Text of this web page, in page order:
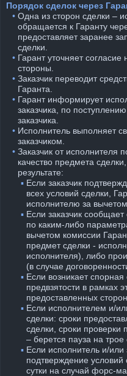
Порядок сделок через
⠀• Одна из сторон сделки –
обращается к Гаранту
предоставляет заранее
сделки.
⠀• Гарант уточняет
стороны.
⠀• Заказчик переводит
Гаранта.
⠀• Гарант информирует
заказчика, по
заказчика.
⠀• Исполнитель выполняет
заказчиком.
⠀• Заказчик от исполнителя
качество предмета
результате:
⠀ ▪︎ Если заказчик
всех условий сделки,
исполнителю за
⠀ ▪︎ Если заказчик
по каким-либо
вычетом комиссии
предмет сделки -
исполнителя), либо
(в случае
⠀ ▪︎ Если возникает спорная
предвзятости в рамках
предоставленных
⠀ ▪︎ Если исполнителем и/
сделки: сроки
сделки, сроки проверки
– берется пауза на
⠀ ▪︎ Если исполнитель и/или
подтверждение условий
сутки на случай форс-